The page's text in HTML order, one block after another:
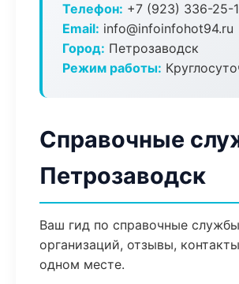
Телефон: +7 (923) 336-25-
Email: info@infoinfohot94.ru
Город: Петрозаводск
Режим работы:
Справочные
Петрозаводск
Ваш гид по справочные
организаций, отзывы,
одном месте.